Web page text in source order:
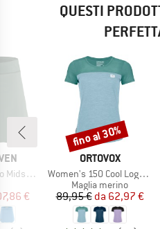
QUESTI
Skort
ridotto
€
MARCHIO
ORTOVOX
Articolo
Women's 150 Cool Logo T-Shirt
Gruppo di prodotti
Maglia merino
Prezzo
89,95 € Prezzo
da 62,97 €
Sconto
fino al 30%